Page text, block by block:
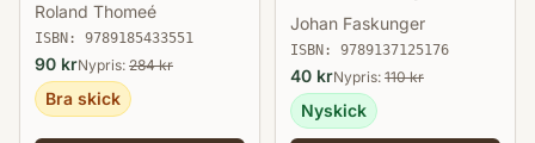
Roland Thomeé
ISBN: 9789185433551
90 krNypris: 284kr
Bra skick
beteendeförändring
Johan Faskunger
ISBN: 9789137125176
40 krNypris: 110kr
Nyskick